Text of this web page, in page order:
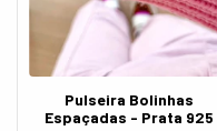
Pulseira Bolinhas
Espaçadas - Prata 925